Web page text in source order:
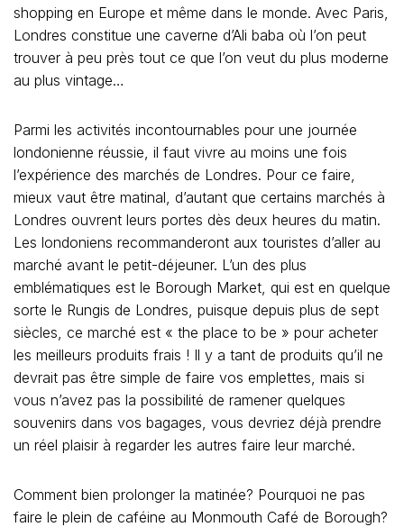
shopping en Europe et même dans le monde. Avec Paris,
Londres constitue une caverne d’Ali baba où l’on peut
trouver à peu près tout ce que l’on veut du plus moderne
au plus vintage…
Parmi les activités incontournables pour une journée
londonienne réussie, il faut vivre au moins une fois
l’expérience des marchés de Londres. Pour ce faire,
mieux vaut être matinal, d’autant que certains marchés à
Londres ouvrent leurs portes dès deux heures du matin.
Les londoniens recommanderont aux touristes d’aller au
marché avant le petit-déjeuner. L’un des plus
emblématiques est le Borough Market, qui est en quelque
sorte le Rungis de Londres, puisque depuis plus de sept
siècles, ce marché est « the place to be » pour acheter
les meilleurs produits frais ! Il y a tant de produits qu’il ne
devrait pas être simple de faire vos emplettes, mais si
vous n’avez pas la possibilité de ramener quelques
souvenirs dans vos bagages, vous devriez déjà prendre
un réel plaisir à regarder les autres faire leur marché.
Comment bien prolonger la matinée? Pourquoi ne pas
faire le plein de caféine au Monmouth Café de Borough?